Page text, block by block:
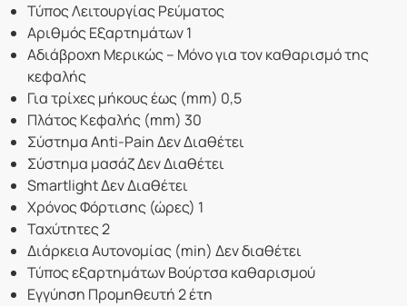
Τύπος Λειτουργίας Ρεύματος
Αριθμός Εξαρτημάτων 1
Αδιάβροχη Μερικώς – Μόνο για τον καθαρισμό της
κεφαλής
Για τρίχες μήκους έως (mm) 0,5
Πλάτος Κεφαλής (mm) 30
Σύστημα Anti-Pain Δεν Διαθέτει
Σύστημα μασάζ Δεν Διαθέτει
Smartlight Δεν Διαθέτει
Χρόνος Φόρτισης (ώρες) 1
Ταχύτητες 2
Διάρκεια Αυτονομίας (min) Δεν διαθέτει
Τύπος εξαρτημάτων Βούρτσα καθαρισμού
Εγγύηση Προμηθευτή 2 έτη